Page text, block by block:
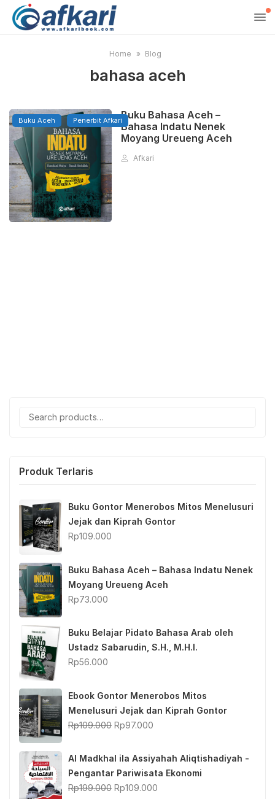
Home Blog
bahasa aceh
Buku Aceh Penerbit AfkariBuku Bahasa Aceh –
Bahasa Indatu Nenek
Moyang Ureueng Aceh
Afkari
Search
Produk Terlaris
Buku Gontor Menerobos Mitos Menelusuri
Jejak dan Kiprah Gontor
Rp109.000
Buku Bahasa Aceh – Bahasa Indatu Nenek
Moyang Ureueng Aceh
Rp73.000
Buku Belajar Pidato Bahasa Arab oleh
Ustadz Sabarudin, S.H., M.H.I.
Rp56.000
Ebook Gontor Menerobos Mitos
Menelusuri Jejak dan Kiprah Gontor
Rp109.000 Original
was:
Rp109.000.
Rp97.000
Rp97.000.
Al Madkhal ila Assiyahah Aliqtishadiyah -
Pengantar Pariwisata Ekonomi
Rp199.000 Original
Rp109.000